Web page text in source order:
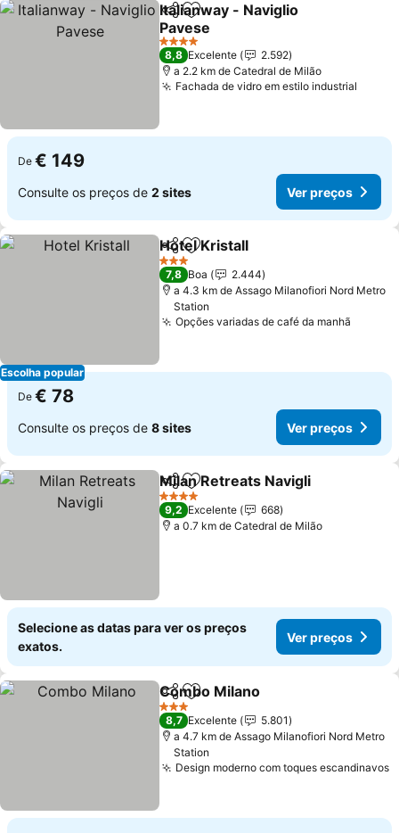
PartilharAdicionar aos favoritos
Italianway - Naviglio
Pavese
4 Estrelas
8,8 Excelente
2.592
a 2.2 km de Catedral de Milão
Fachada de vidro em estilo industrial
De € 149
Consulte os preços de 2 sites Ver preços
Escolha popular
PartilharAdicionar aos favoritos
Hotel Kristall
3 Estrelas
7,8 Boa
2.444
a 4.3 km de Assago Milanofiori Nord Metro
Station
Opções variadas de café da manhã
De € 78
Consulte os preços de 8 sites Ver preços
PartilharAdicionar aos favoritos
Milan Retreats Navigli
4 Estrelas
9,2 Excelente
668
a 0.7 km de Catedral de Milão
Selecione as datas para ver os preços
exatos.
Ver preços
PartilharAdicionar aos favoritos
Combo Milano
3 Estrelas
8,7 Excelente
5.801
a 4.7 km de Assago Milanofiori Nord Metro
Station
Design moderno com toques escandinavos